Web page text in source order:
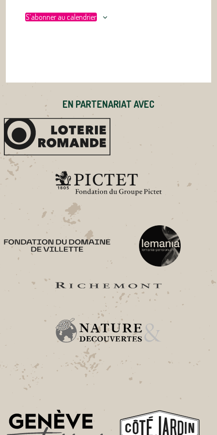
S’abonner au calendrier
EN PARTENARIAT AVEC